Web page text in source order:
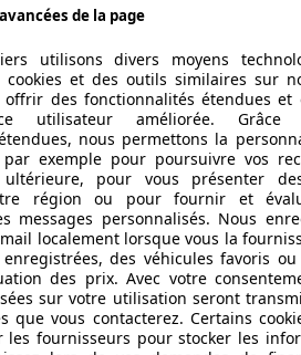
toute responsabilité concernant
fournies.
Haut
plateforme en ligne de
de la page
utilisons divers moyens
cookies et des outils similaires sur
offrir des fonctionnalités étendues et
utilisateur améliorée.
nous permettons la
exemple pour poursuivre vos
pour vous présenter
région ou pour fournir et
messages personnalisés. Nous
localement lorsque vous la
des véhicules favoris
des prix. Avec votre
sur votre utilisation seront
que vous contacterez. Certains
les fournisseurs pour stocker les